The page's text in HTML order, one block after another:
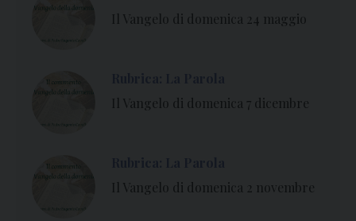
Il Vangelo di domenica 24 maggio
Il Vangelo di domenica 7 dicembre
Il Vangelo di domenica 2 novembre